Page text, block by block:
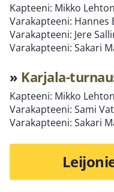
Kapteeni: Mikko
Varakapteeni: Hannes
Varakapteeni: Jere
Varakapteeni: Sakari
» Karjala-
Kapteeni: Mikko
Varakapteeni: Sami
Varakapteeni: Sakari